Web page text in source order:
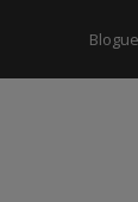
Blogue